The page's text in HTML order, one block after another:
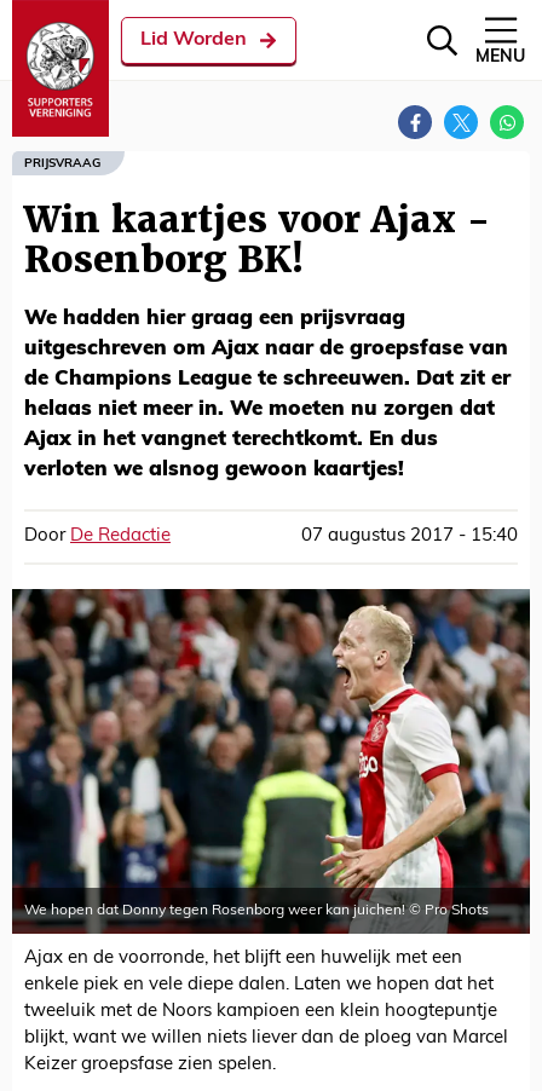
Lid Worden
MENU
PRIJSVRAAG
Win kaartjes voor Ajax -
Rosenborg BK!
We hadden hier graag een prijsvraag
uitgeschreven om Ajax naar de groepsfase van
de Champions League te schreeuwen. Dat zit er
helaas niet meer in. We moeten nu zorgen dat
Ajax in het vangnet terechtkomt. En dus
verloten we alsnog gewoon kaartjes!
Door De Redactie 07 augustus 2017 - 15:40
We hopen dat Donny tegen Rosenborg weer kan juichen! © Pro Shots
Ajax en de voorronde, het blijft een huwelijk met een
enkele piek en vele diepe dalen. Laten we hopen dat het
tweeluik met de Noors kampioen een klein hoogtepuntje
blijkt, want we willen niets liever dan de ploeg van Marcel
Keizer groepsfase zien spelen.